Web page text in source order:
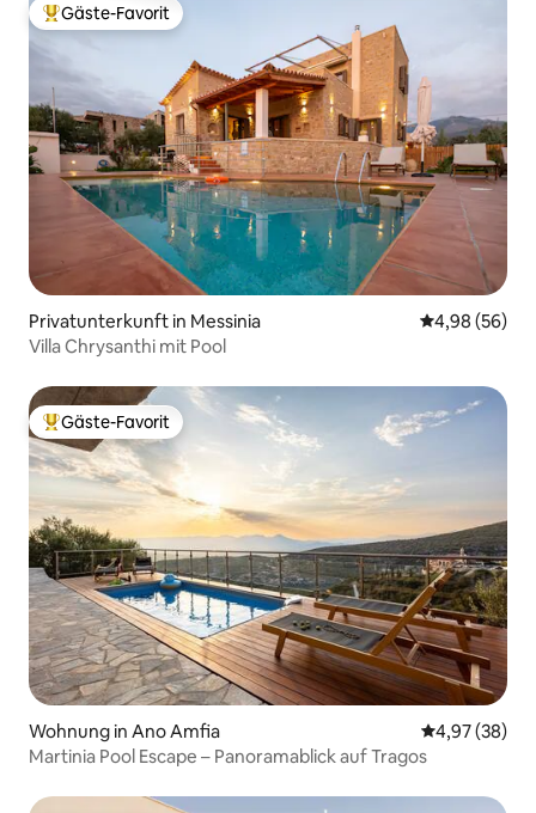
Beliebter Gäste-Favorit.
Gäste-Favorit
Privatunterkunft in Messinia
4,98 (56)
Villa Chrysanthi mit Pool
Beliebter Gäste-Favorit.
Gäste-Favorit
Wohnung in Ano Amfia
4,97 (38)
Martinia Pool Escape – Panoramablick auf Tragos